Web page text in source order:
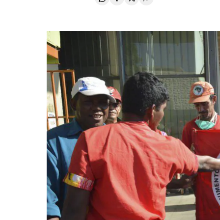
Compartir en Whatsapp
Compartir en Facebook
Compartir en Twitter
Desplegar Redes